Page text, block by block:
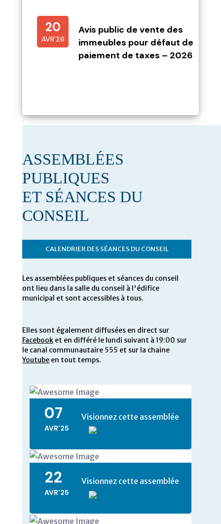
20
AVR’26
Avis public de vente des
immeubles pour défaut de
paiement de taxes – 2026
ASSEMBLÉES
PUBLIQUES
ET SÉANCES DU
CONSEIL
CALENDRIER DES SÉANCES DU CONSEIL
Les assemblées publiques et séances du conseil
ont lieu dans la salle du conseil à l'édifice
municipal et sont accessibles à tous.
Elles sont également diffusées en direct sur
Facebook et en différé le lundi suivant à 19:00 sur
le canal communautaire 555 et sur la chaine
Youtube en tout temps.
07
AVR’25
Visionnez cette assemblée
22
AVR’25
Visionnez cette assemblée